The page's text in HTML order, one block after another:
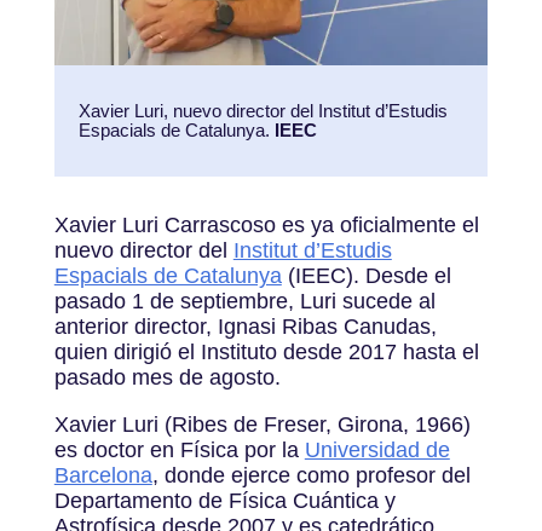
Xavier Luri, nuevo director del Institut d’Estudis
Espacials de Catalunya. IEEC
Xavier Luri Carrascoso es ya oficialmente el
nuevo director del Institut d’Estudis
Espacials de Catalunya (IEEC). Desde el
pasado 1 de septiembre, Luri sucede al
anterior director, Ignasi Ribas Canudas,
quien dirigió el Instituto desde 2017 hasta el
pasado mes de agosto.
Xavier Luri (Ribes de Freser, Girona, 1966)
es doctor en Física por la Universidad de
Barcelona, donde ejerce como profesor del
Departamento de Física Cuántica y
Astrofísica desde 2007 y es catedrático